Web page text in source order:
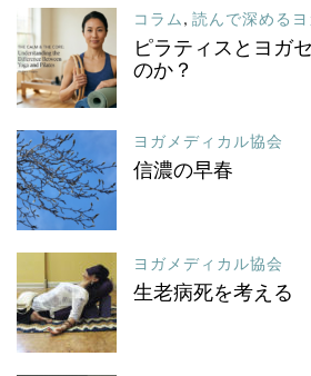
コラム, 読んで深める
ピラティスとヨガ
のか？
ヨガメディカル協会
信濃の早春
ヨガメディカル協会
生老病死を考える